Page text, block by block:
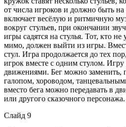
от числа игроков и должно быть
включает весёлую и ритмичную
вокруг стульев, при окончании
игры садятся на стулья. Тот, кто не
мимо, должен выйти из игры.
стул. Игра продолжается до тех
игрок вместе с одним стулом.
движениями. Бег можно
галопом, хороводом,
вместо бега можно передавать в
или другого сказочного персонажа.
Слайд 9